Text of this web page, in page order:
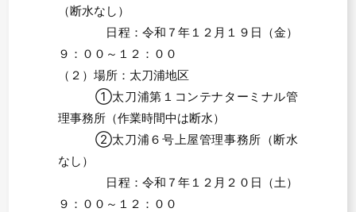
（断水なし）
日程：令和７年１２月１９日（金）
９：００～１２：００
（２）場所：太刀浦地区
①太刀浦第１コンテナターミナル管
理事務所（作業時間中は断水）
②太刀浦６号上屋管理事務所（断水
なし）
日程：令和７年１２月２０日（土）
９：００～１２：００